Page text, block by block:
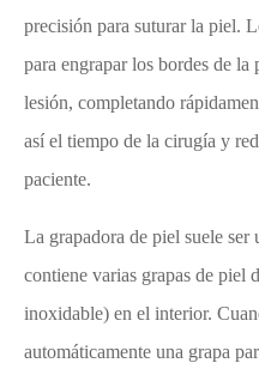
precisión para suturar la piel.
para engrapar los bordes de
lesión, completando
así el tiempo de la cirugía y
paciente.
La grapadora de piel suele ser
contiene varias grapas de piel
inoxidable) en el interior.
automáticamente una grapa